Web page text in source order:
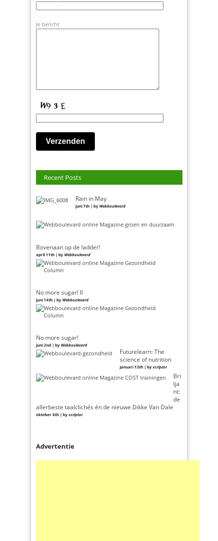
Je bericht
Recent Posts
Rain in May
juni 7th | byWebboulevard
Bovenaan op de ladder!
april 11th | byWebboulevard
No more sugar! II
juni 14th | byWebboulevard
No more sugar!
juni 2nd | byWebboulevard
Futurelearn: The
science of nutrition
januari 13th | byscriptor
Bri
lja
nt:
de
allerbeste taalclichés én de nieuwe Dikke Van Dale
oktober 6th | byscriptor
Advertentie